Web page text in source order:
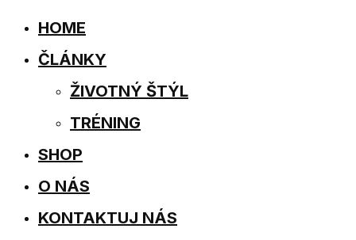
HOME
ČLÁNKY
ŽIVOTNÝ ŠTÝL
TRÉNING
SHOP
O NÁS
KONTAKTUJ NÁS